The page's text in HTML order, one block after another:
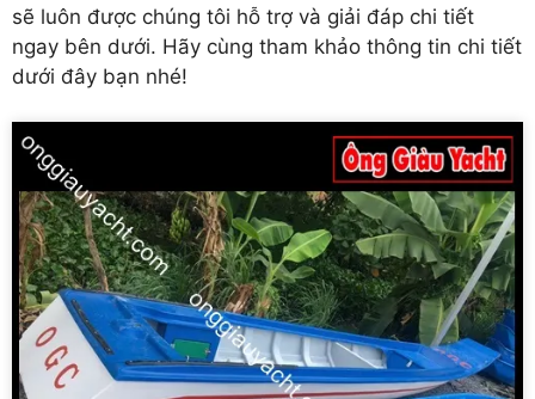
sẽ luôn được chúng tôi hỗ trợ và giải đáp chi tiết
ngay bên dưới. Hãy cùng tham khảo thông tin chi tiết
dưới đây bạn nhé!